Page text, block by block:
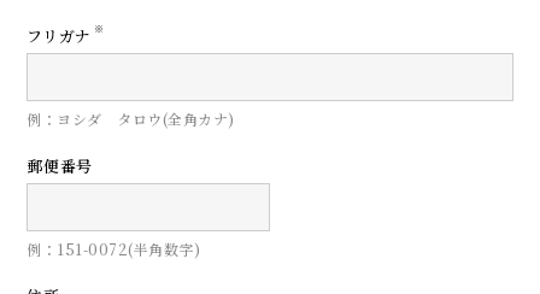
フリガナ ※
例：ヨシダ タロウ(全角カナ)
郵便番号
例：151-0072(半角数字)